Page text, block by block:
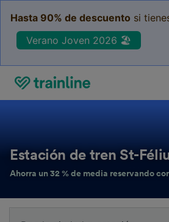
Hasta 90% de descuento si
Verano Joven 2026 🏖️
Estación de tren St-
Ahorra un 32 % de media reservando